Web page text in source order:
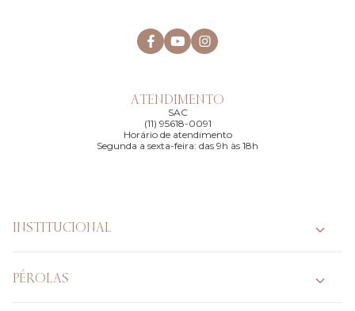
ATENDIMENTO
SAC
(11) 95618-0091
Horário de atendimento
Segunda a sexta-feira: das 9h às 18h
INSTITUCIONAL
PÉROLAS